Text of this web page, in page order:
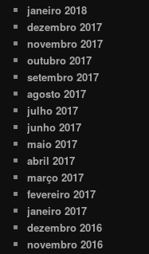
janeiro 2018
dezembro 2017
novembro 2017
outubro 2017
setembro 2017
agosto 2017
julho 2017
junho 2017
maio 2017
abril 2017
março 2017
fevereiro 2017
janeiro 2017
dezembro 2016
novembro 2016